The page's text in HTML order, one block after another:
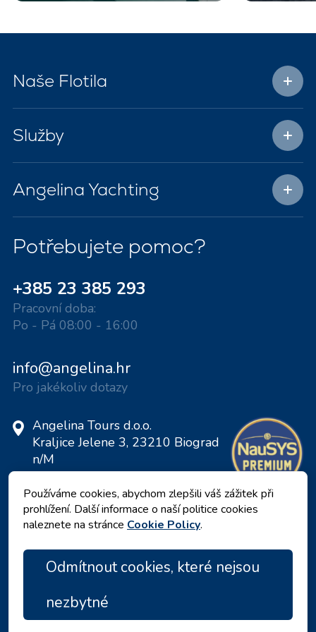
Naše Flotila
Služby
Angelina Yachting
Potřebujete pomoc?
+385 23 385 293
Pracovní doba:
Po - Pá 08:00 - 16:00
info@angelina.hr
Pro jakékoliv dotazy
Angelina Tours d.o.o.
Kraljice Jelene 3, 23210 Biograd
n/M
Chorvatsko
DIČ: 20598733460
ID: HR-AB-23-060130534, MB:
0650676
Používáme cookies, abychom zlepšili váš zážitek při
prohlížení. Další informace o naší politice cookies
naleznete na stránce Cookie Policy.
Odmítnout cookies, které nejsou
nezbytné